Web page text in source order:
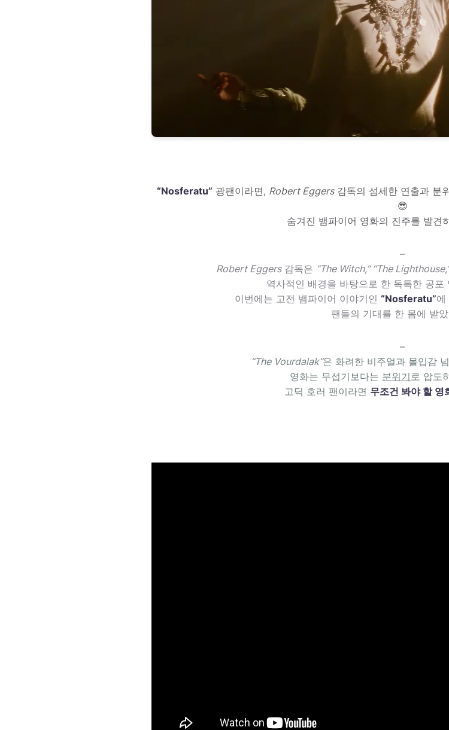
“Nosferatu” 광팬이라면, Robert Eggers감독의 섬세한 연출과 분
😎
숨겨진 뱀파이어 영화의 진주를 발견
–
Robert Eggers감독은 “The Witch,” “The
역사적인 배경을 바탕으로 한 독특한 공포
이번에는 고전 뱀파이어 이야기인 “Nosferatu”에
팬들의 기대를 한 몸에 받
–
“The Vourdalak”은 화려한 비주얼과 몰입감
영화는 무섭기보다는 분위기로 압도
고딕 호러 팬이라면 무조건 봐야 할 영